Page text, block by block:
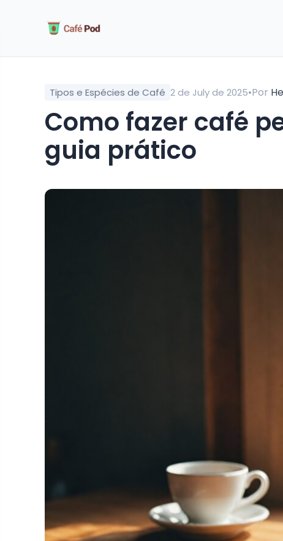
Tipos e Espécies de Café 2 de July de 2025•Por
como fazer café perfeito no percolador:
guia prático